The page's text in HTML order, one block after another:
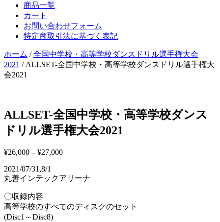
商品一覧
カート
お問い合わせフォーム
特定商取引法に基づく表記
ホーム /全国中学校・高等学校ダンスドリル選手権大会
2021 / ALLSET-全国中学校・高等学校ダンスドリル選手権大
会2021
ALLSET-全国中学校・高等学校ダンス
ドリル選手権大会2021
¥26,000 – ¥27,000
2021/07/31,8/1
丸善インテックアリーナ
〇収録内容
高等学校のすべてのディスクのセット
(Disc1～Disc8)